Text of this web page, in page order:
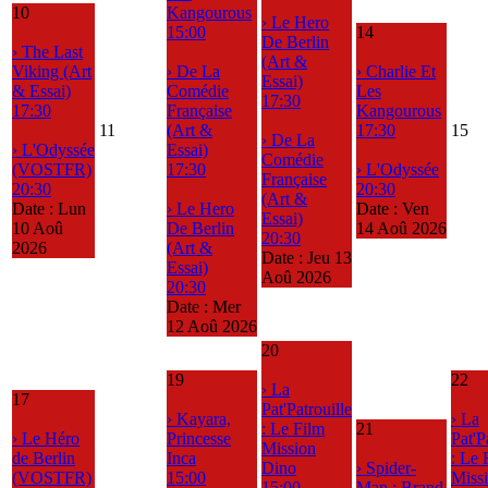
10
› The Last
Viking (Art
& Essai)
17:30
› L'Odyssée
(VOSTFR)
20:30
Date : Lun
10 Aoû
2026
11
Kangourous
15:00
› De La
Comédie
Française
(Art &
Essai)
17:30
› Le Hero
De Berlin
(Art &
Essai)
20:30
Date : Mer
12 Aoû 2026
› Le Hero
De Berlin
(Art &
Essai)
17:30
› De La
Comédie
Française
(Art &
Essai)
20:30
Date : Jeu 13
Aoû 2026
14
› Charlie Et
Les
Kangourous
17:30
› L'Odyssée
20:30
Date : Ven
14 Aoû 2026
15
17
› Le Héro
de Berlin
(VOSTFR)
19
› Kayara,
Princesse
Inca
15:00
20
› La
Pat'Patrouille
: Le Film
Mission
Dino
21
› Spider-
22
› La
: Le